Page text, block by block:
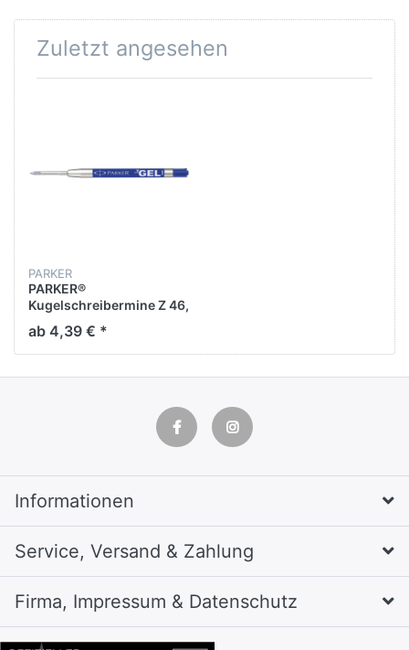
Zuletzt angesehen
PARKER
PARKER®
Kugelschreibermine Z 46,
Gel, Großraum, Metall, M,
0,7 mm, Schreibfarbe:
blau
ab 4,39 € *
Informationen
Service, Versand & Zahlung
Firma, Impressum & Datenschutz